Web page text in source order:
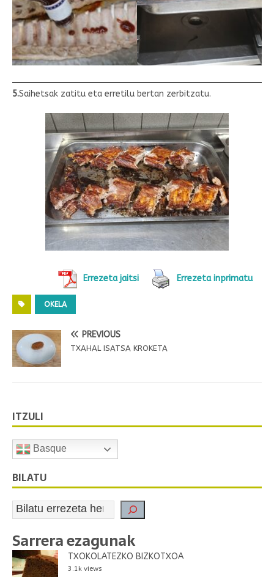
5.Saihetsak zatitu eta erretilu bertan zerbitzatu.
Errezeta jaitsi Errezeta inprimatu
OKELA
PREVIOUS
TXAHAL ISATSA KROKETA
ITZULI
Basque
BILATU
Sarrera ezagunak
TXOKOLATEZKO BIZKOTXOA
3.1k views